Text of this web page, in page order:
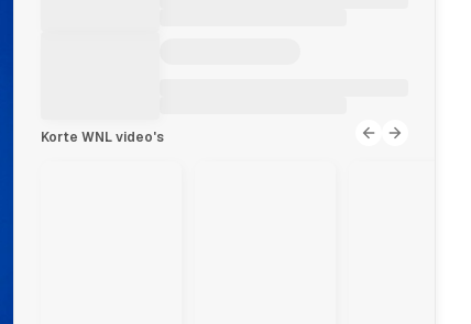
Korte WNL video's